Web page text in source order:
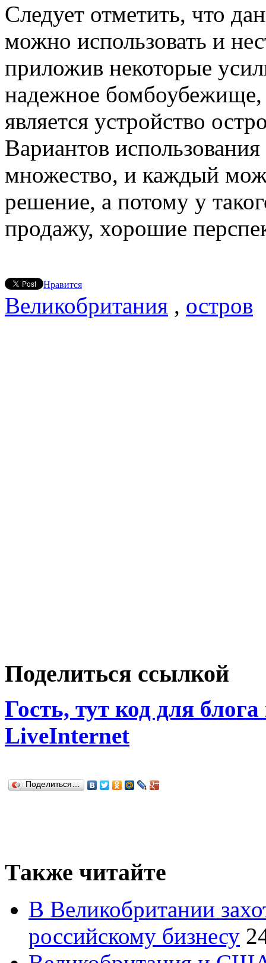
Следует отметить, что
можно использовать и
приложив некоторые
надежное
является устройство
Вариантов
множество, и каждый
решение, а потому у
продажу, хорошие
Нравится
Великобритания , остров
Поделиться ссылкой
Гость, тут код для
LiveInternet
Поделиться…
Также читайте
В Великобритании
российскому бизнесу